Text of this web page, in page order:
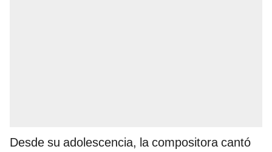
Desde su adolescencia, la compositora cantó